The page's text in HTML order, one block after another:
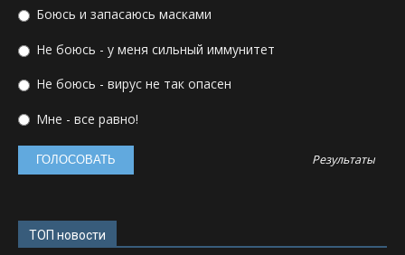
Боюсь и запасаюсь масками
Не боюсь - у меня сильный иммунитет
Не боюсь - вирус не так опасен
Мне - все равно!
Результаты
ТОП новости